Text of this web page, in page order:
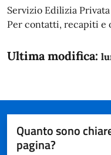
Servizio Edilizia Privata
Per contatti, recapiti e
Ultima modifica:
Quanto sono
pagina?